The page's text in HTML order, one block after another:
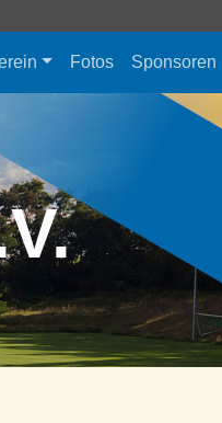
Fotos Sponsoren